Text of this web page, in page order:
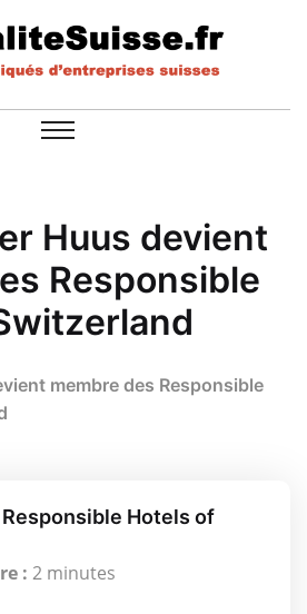
Huus devient
Responsible
membre des Responsible
Hotels of
: 2 minutes